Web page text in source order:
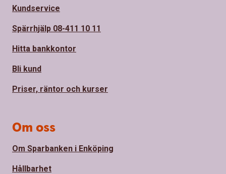
Kundservice
Spärrhjälp 08-411 10 11
Hitta bankkontor
Bli kund
Priser, räntor och kurser
Om oss
Om Sparbanken i Enköping
Hållbarhet